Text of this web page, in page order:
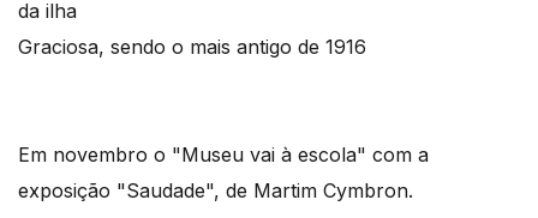
da ilha
Graciosa, sendo o mais antigo de 1916
Em novembro o "Museu vai à escola" com a
exposição "Saudade", de Martim Cymbron.